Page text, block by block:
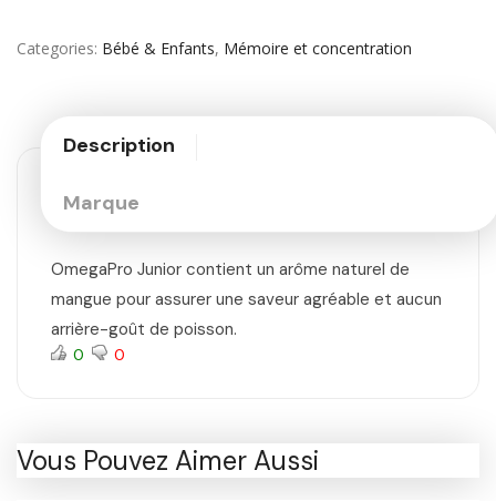
Categories Bébé & Enfants, Mémoire et concentration
Description
Marque
OmegaPro Junior contient un arôme naturel de
mangue pour assurer une saveur agréable et aucun
arrière-goût de poisson.
0 0
Vous Pouvez Aimer Aussi